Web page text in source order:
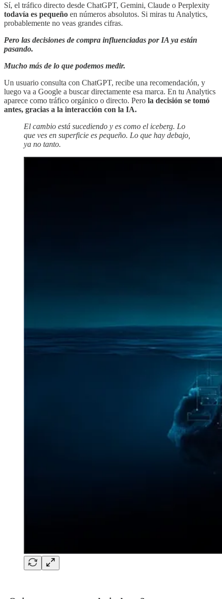
Sí, el tráfico directo desde ChatGPT, Gemini, Claude o Perplexity
todavía es pequeño en números absolutos. Si miras tu Analytics,
probablemente no veas grandes cifras.
Pero las decisiones de compra influenciadas por IA ya están
pasando.
Mucho más de lo que podemos medir.
Un usuario consulta con ChatGPT, recibe una recomendación, y
luego va a Google a buscar directamente esa marca. En tu Analytics
aparece como tráfico orgánico o directo. Pero la decisión se tomó
antes, gracias a la interacción con la IA.
El cambio está sucediendo y es como el iceberg. Lo
que ves en superficie es pequeño. Lo que hay debajo,
ya no tanto.